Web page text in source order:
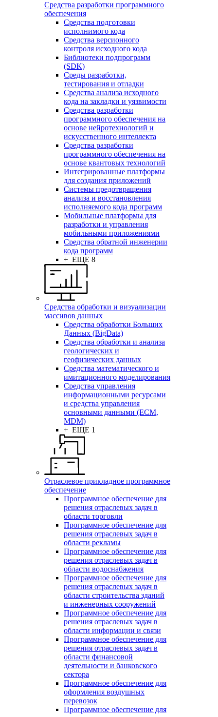
Средства разработки программного
обеспечения
Средства подготовки
исполнимого кода
Средства версионного
контроля исходного кода
Библиотеки подпрограмм
(SDK)
Среды разработки,
тестирования и отладки
Средства анализа исходного
кода на закладки и уязвимости
Средства разработки
программного обеспечения на
основе нейротехнологий и
искусственного интеллекта
Средства разработки
программного обеспечения на
основе квантовых технологий
Интегрированные платформы
для создания приложений
Системы предотвращения
анализа и восстановления
исполняемого кода программ
Мобильные платформы для
разработки и управления
мобильными приложениями
Средства обратной инженерии
кода программ
+ ЕЩЕ 8
Средства обработки и визуализации
массивов данных
Средства обработки Больших
Данных (BigData)
Средства обработки и анализа
геологических и
геофизических данных
Средства математического и
имитационного моделирования
Средства управления
информационными ресурсами
и средства управления
основными данными (ECM,
MDM)
+ ЕЩЕ 1
Отраслевое прикладное программное
обеспечение
Программное обеспечение для
решения отраслевых задач в
области торговли
Программное обеспечение для
решения отраслевых задач в
области рекламы
Программное обеспечение для
решения отраслевых задач в
области водоснабжения
Программное обеспечение для
решения отраслевых задач в
области строительства зданий
и инженерных сооружений
Программное обеспечение для
решения отраслевых задач в
области информации и связи
Программное обеспечение для
решения отраслевых задач в
области финансовой
деятельности и банковского
сектора
Программное обеспечение для
оформления воздушных
перевозок
Программное обеспечение для